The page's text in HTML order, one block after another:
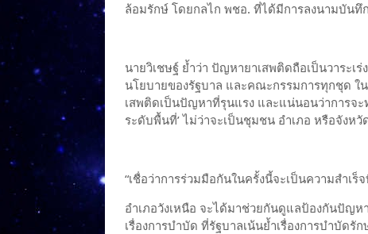
ล้อมรักษ์ โดยกลไก พชอ. ที่ได้มีการลงนามบันทึ
นายวิเชษฐ์ ย้ำว่า ปัญหายาเสพติดถือเป็นวาระเ
นโยบายของรัฐบาล และคณะกรรมการทุกชุด ใ
เสพติดเป็นปัญหาที่รุนแรง และแน่นอนว่าการจะ
ระดับพื้นที่’ ไม่ว่าจะเป็นชุมชน อำเภอ หรือจังหวั
“เชื่อว่าการร่วมมือกันในครั้งนี้จะเป็นความสำเ
อำเภอวังเหนือ จะได้มาช่วยกันดูแลป้องกันปัญ
เรื่องการบำบัด ที่รัฐบาลเน้นย้ำเรื่องการบำบัด